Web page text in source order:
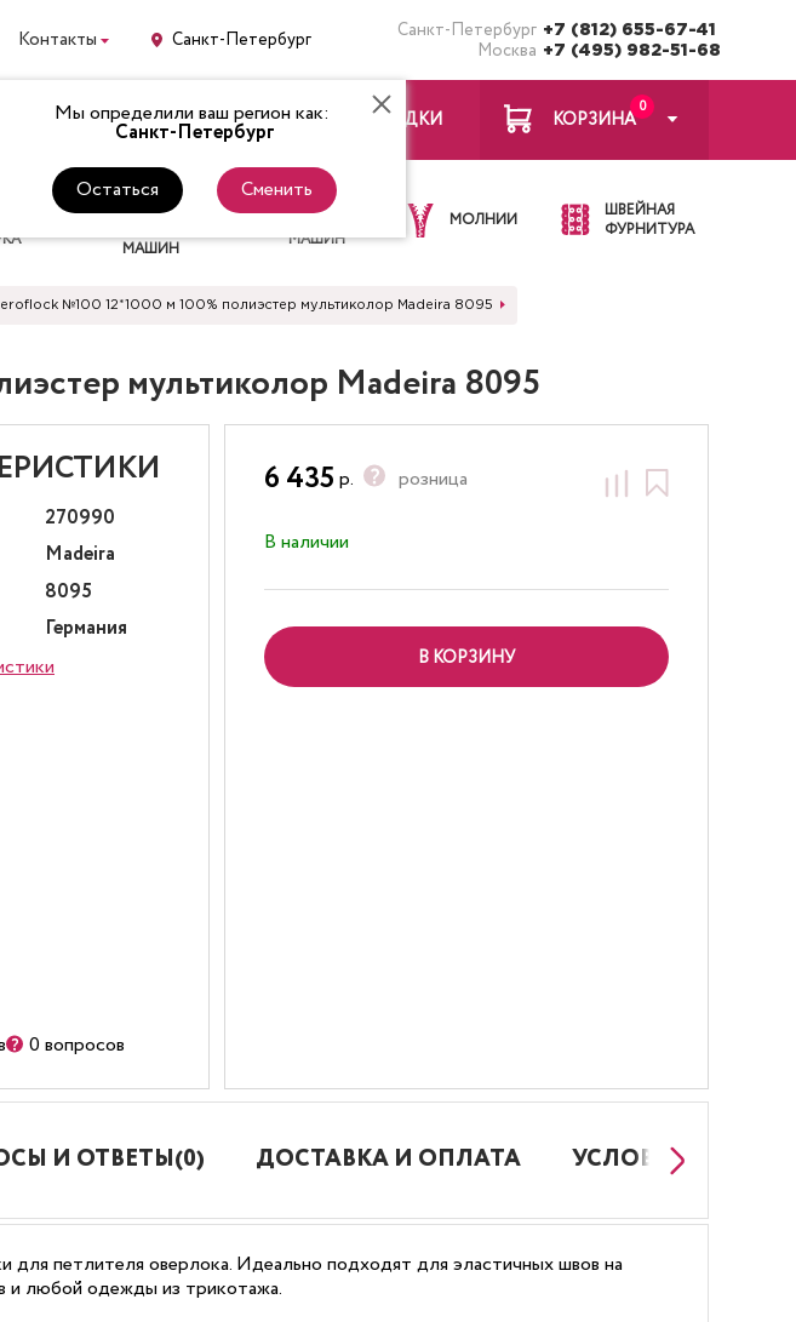
Контакты Санкт-Петербург Санкт-Петербург +7 (812) 655-67-41
Москва +7 (495) 982-51-68
Мы определили ваш регион как:
Санкт-Петербург
Остаться Сменить
ВХОД ЗАКЛАДКИ
0
КОРЗИНА
ЛАПКИ
ДЛЯ
МАШИН
ИГЛЫ ДЛЯ
ШВЕЙНЫХ
МАШИН
МОЛНИИ
ШВЕЙНАЯ
ФУРНИТУРА
№100 12*1000 м 100% полиэстер мультиколор Madeira 8095
мультиколор Madeira 8095
270990
Madeira
8095
Германия
0 вопросов
6 435 р. розница
В наличии
В КОРЗИНУ
И ОТВЕТЫ(0) ДОСТАВКА И ОПЛАТА УСЛОВИЯ РАБОТЫ
для петлителя оверлока. Идеально подходят для эластичных швов на
и любой одежды из трикотажа.